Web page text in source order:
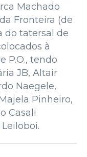
Machado
Fronteira (de
do tatersal de
à
P.O., tendo
JB, Altair
Naegele,
Pinheiro,
Casali